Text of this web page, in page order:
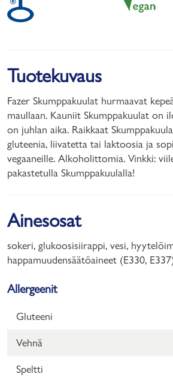
Tuotekuvaus
Fazer Skumppakuulat hurmaavat
maullaan. Kauniit Skumppakuulat on
on juhlan aika. Raikkaat
gluteenia, liivatetta tai laktoosia ja
vegaaneille. Alkoholittomia. Vinkki:
pakastetulla Skumppakuulalla!
Ainesosat
sokeri, glukoosisiirappi, vesi,
happamuudensäätöaineet (E330,
Allergeenit
Gluteeni
Vehnä
Speltti